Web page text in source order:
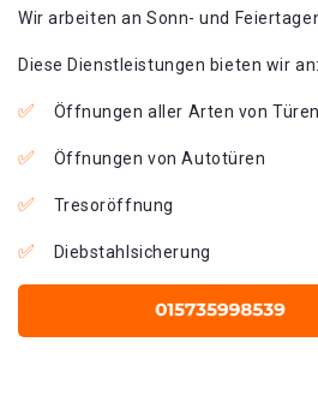
Wir arbeiten an Sonn- und
Diese Dienstleistungen bieten wir an:
Öffnungen aller Arten von Türen
Öffnungen von Autotüren
Tresoröffnung
Diebstahlsicherung